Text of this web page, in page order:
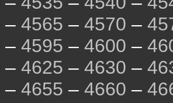
– 4565 – 4570 –
– 4595 – 4600 –
– 4625 – 4630 –
– 4655 – 4660 –